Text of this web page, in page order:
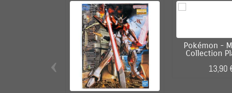
Pokémon -
Collection
13,90
‹